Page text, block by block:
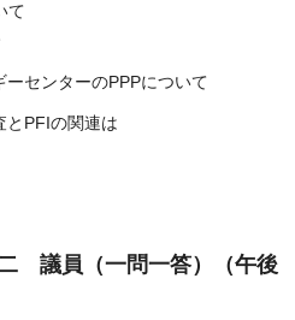
て
センターのPPPについて
PFIの関連は
員（一問一答）（午後